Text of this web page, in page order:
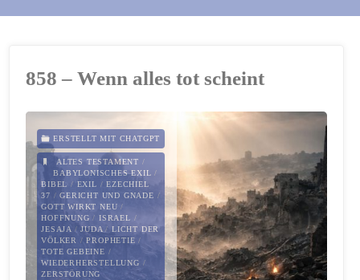
858 – Wenn alles tot scheint
ERSTELLT MIT CHATGPT
ALTES TESTAMENT /
BABYLONISCHES EXIL /
BIBEL / EXIL /EZECHIEL
37 /GERICHT UND GNADE /
GOTT WIRKT NEU /
HOFFNUNG / ISRAEL /
JESAJA /JUDA / LICHT DER
VÖLKER /PROPHETIE /
TOTE GEBEINE /
WIEDERHERSTELLUNG /
ZERSTÖRUNG